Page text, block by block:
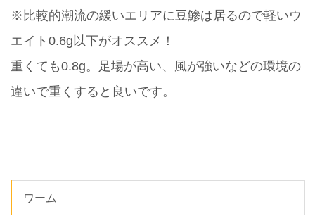
※比較的潮流の緩いエリアに豆鯵は居るので軽いウ
エイト0.6g以下がオススメ！
重くても0.8g。足場が高い、風が強いなどの環境の
違いで重くすると良いです。
ワーム